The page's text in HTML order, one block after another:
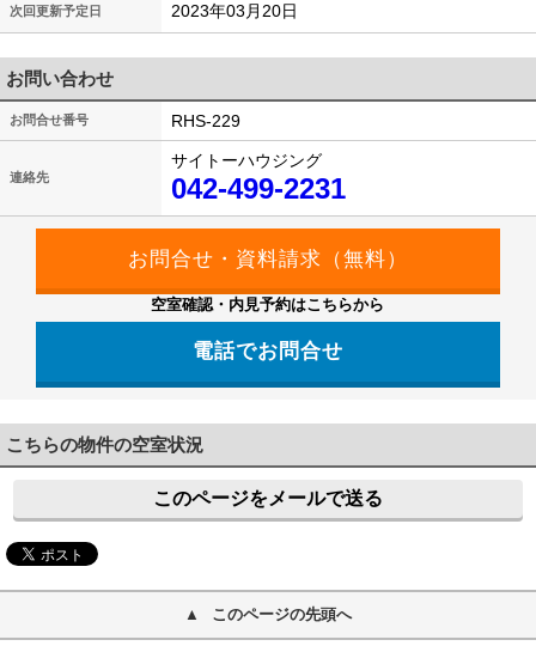
次回更新予定日 2023年03月20日
お問い合わせ
お問合せ番号 RHS-229
連絡先
サイトーハウジング
042-499-2231
空室確認・内見予約はこちらから
電話でお問合せ
こちらの物件の空室状況
このページをメールで送る
このページの先頭へ